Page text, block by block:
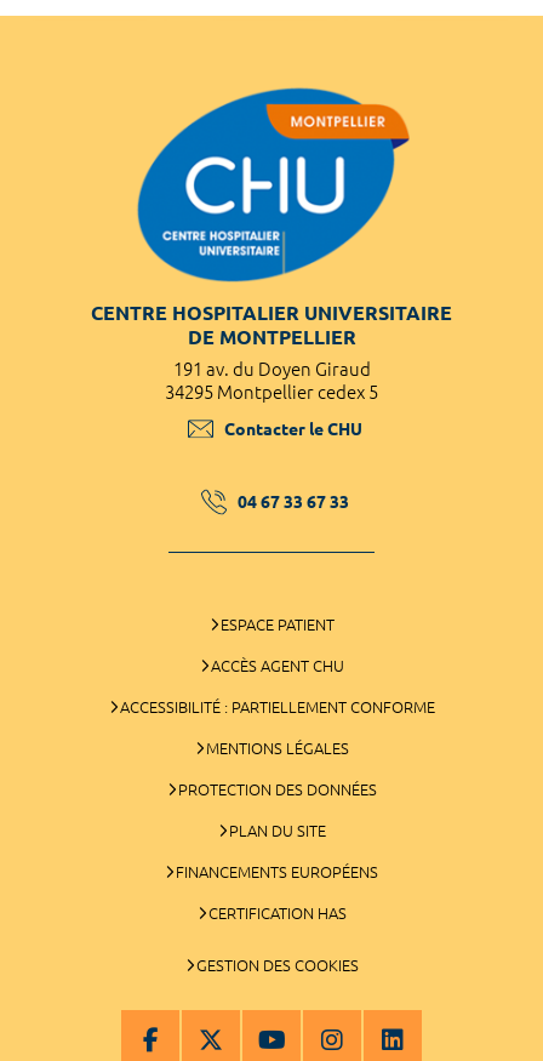
CENTRE HOSPITALIER UNIVERSITAIRE
DE MONTPELLIER
191 av. du Doyen Giraud
34295 Montpellier cedex 5
Contacter le CHU
04 67 33 67 33
ESPACE PATIENT
ACCÈS AGENT CHU
ACCESSIBILITÉ : PARTIELLEMENT CONFORME
MENTIONS LÉGALES
PROTECTION DES DONNÉES
PLAN DU SITE
FINANCEMENTS EUROPÉENS
CERTIFICATION HAS
GESTION DES COOKIES